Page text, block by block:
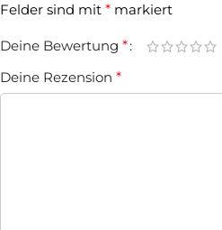
Felder sind mit * markiert
Deine Bewertung *
Deine Rezension *